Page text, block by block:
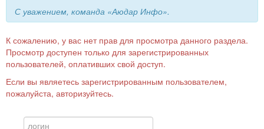
С уважением, команда «Аюдар Инфо».
К сожалению, у вас нет прав для просмотра данного раздела.
Просмотр доступен только для зарегистрированных
пользователей, оплативших свой доступ.
Если вы являетесь зарегистрированным пользователем,
пожалуйста, авторизуйтесь.